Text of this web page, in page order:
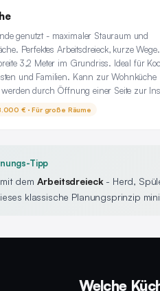
genutzt - maximaler Stauraum und
Perfektes Arbeitsdreieck, kurze Wege.
3,2 Meter im Grundriss. Ideal für
und Familien. Kann zur Wohnküche
werden durch Öffnung einer Seite zur
€ · Für große Räume
Tipp
dem Arbeitsdreieck- Herd,
klassische Planungsprinzip
Welche